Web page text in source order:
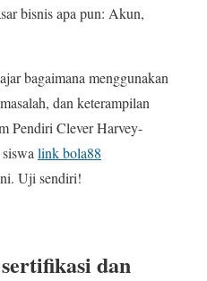
bisnis apa pun: Akun,
bagaimana menggunakan
dan keterampilan
Pendiri Clever Harvey-
link bola88
Uji sendiri!
dan